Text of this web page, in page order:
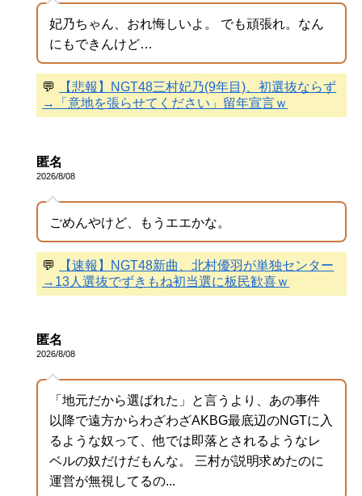
妃乃ちゃん、おれ悔しいよ。 でも頑張れ。なん
にもできんけど…
💬
【悲報】NGT48三村妃乃(9年目)、初選抜ならず
→「意地を張らせてください」留年宣言ｗ
匿名
2026/8/08
ごめんやけど、もうエエかな。
💬
【速報】NGT48新曲、北村優羽が単独センター
→13人選抜でずきもね初当選に板民歓喜ｗ
匿名
2026/8/08
「地元だから選ばれた」と言うより、あの事件
以降で遠方からわざわざAKBG最底辺のNGTに入
るような奴って、他では即落とされるようなレ
ベルの奴だけだもんな。 三村が説明求めたのに
運営が無視してるの...